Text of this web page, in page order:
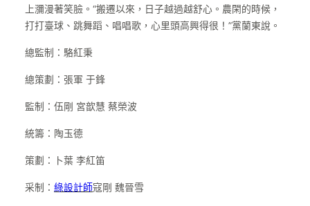
上瀰漫著笑臉。“搬遷以來，日子越過越舒心。農閑的時候，
打打臺球、跳舞蹈、唱唱歌，心里頭高興得很！”黨蘭東說。
總監制：駱紅秉
總策劃：張軍 于鋒
監制：伍剛 宮歆慧 蔡榮波
統籌：陶玉德
策劃：卜葉 李紅笛
采制： 綠設計師寇剛 魏晉雪